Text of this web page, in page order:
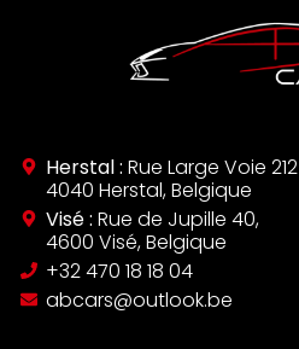
Herstal : Rue Large Voie 212
4040 Herstal, Belgique
Visé : Rue de Jupille 40,
4600 Visé, Belgique
‪+32 470 18 18 04‬
abcars@outlook.be